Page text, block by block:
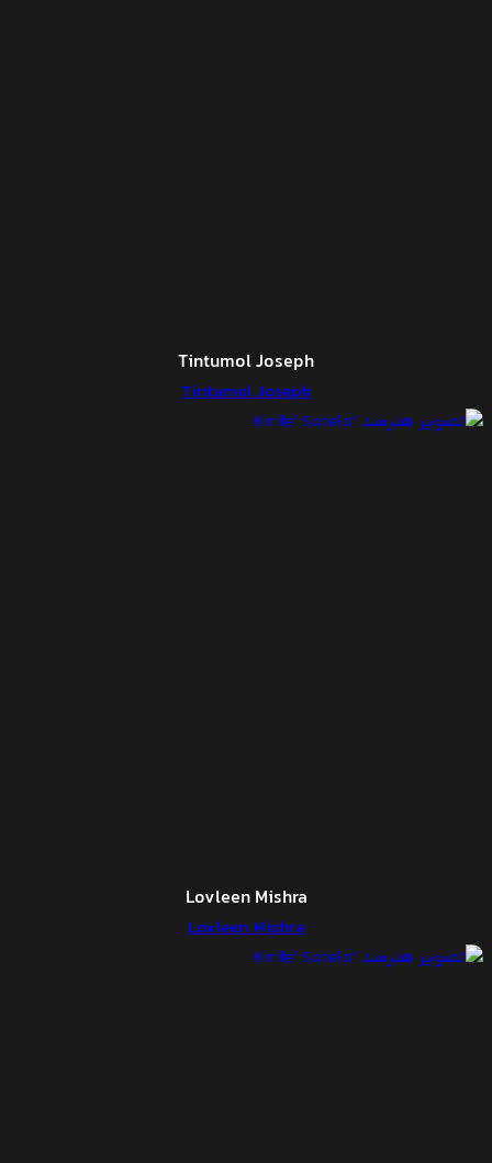
Tintumol Joseph
Tintumol Joseph
Lovleen Mishra
Lovleen Mishra